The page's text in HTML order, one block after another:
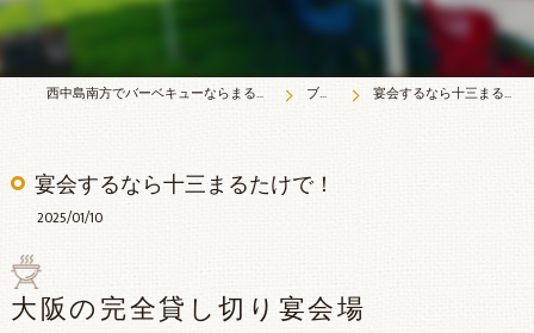
西中島南方でバーベキューならまるたけＢＢＱ ブログ 宴会するなら十三まるたけで！
宴会するなら十三まるたけで！
2025/01/10
大阪の完全貸し切り宴会場